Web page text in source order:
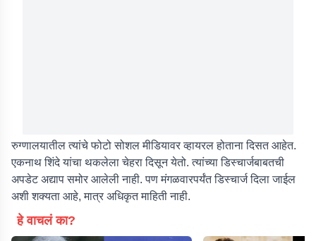
रुग्णालयातील त्यांचे फोटो सोशल मीडियावर व्हायरल होताना दिसत आहेत.
एकनाथ शिंदे यांचा थकलेला चेहरा दिसून येतो. त्यांच्या डिस्चार्जबाबतची
अपडेट अद्याप समोर आलेली नाही. पण मंगळवारपर्यंत डिस्चार्ज दिला जाईल
अशी शक्यता आहे, मात्र अधिकृत माहिती नाही.
हे वाचलं का?